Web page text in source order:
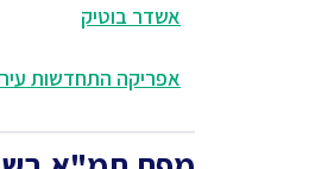
אשדר בוטיק
אפריקה התחדשות